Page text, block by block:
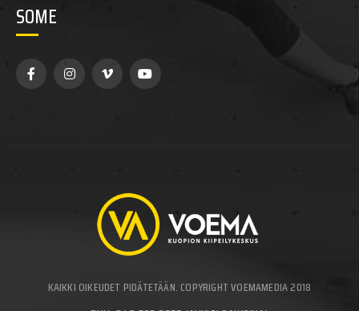
SOME
KAIKKI OIKEUDET PIDÄTETÄÄN. COPYRIGHT VOEMAMEDIA 2018